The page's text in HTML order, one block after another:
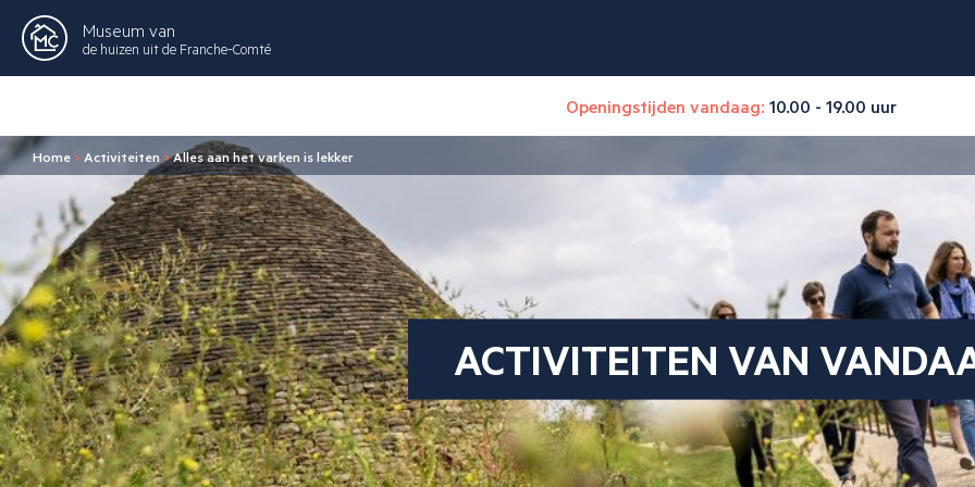
Museum van
de huizen uit de Franche-Comté
Openingstijden vandaag: 10.00 - 19.00 uur
Home > Activiteiten >Alles aan het varken is lekker
ACTIVITEITEN VAN